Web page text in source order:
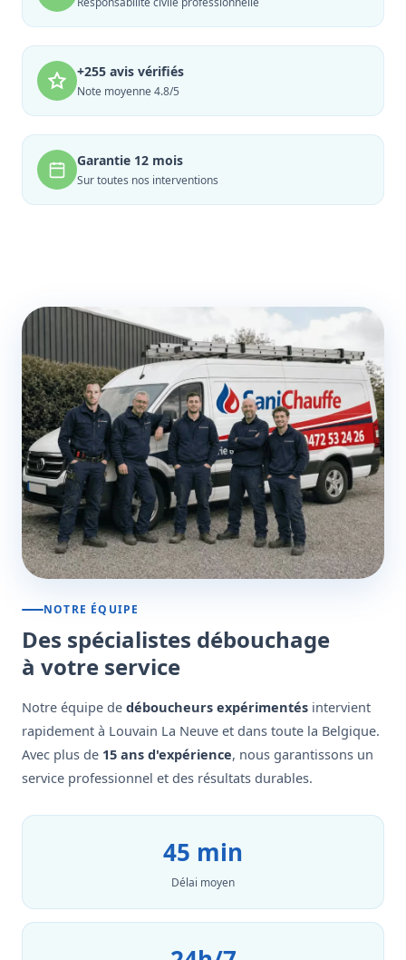
+255 avis vérifiés
Note moyenne 4.8/5
Garantie 12 mois
Sur toutes nos interventions
NOTRE ÉQUIPE
Des spécialistes débouchage
à votre service
Notre équipe de déboucheurs expérimentés intervient
rapidement à Louvain La Neuve et dans toute la Belgique.
Avec plus de 15 ans d'expérience, nous garantissons un
service professionnel et des résultats durables.
45 min
Délai moyen